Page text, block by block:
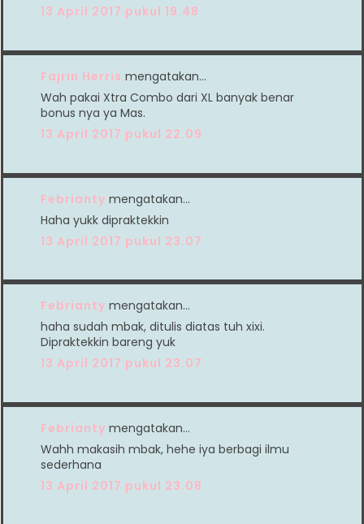
13 April 2017 pukul 19.48
Fajrin Herris mengatakan…
Wah pakai Xtra Combo dari XL banyak benar
bonus nya ya Mas.
13 April 2017 pukul 22.09
Febrianty mengatakan…
Haha yukk dipraktekkin
13 April 2017 pukul 23.07
Febrianty mengatakan…
haha sudah mbak, ditulis diatas tuh xixi.
Dipraktekkin bareng yuk
13 April 2017 pukul 23.07
Febrianty mengatakan…
Wahh makasih mbak, hehe iya berbagi ilmu
sederhana
13 April 2017 pukul 23.08